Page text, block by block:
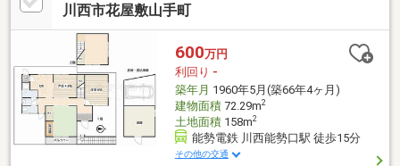
川西市花屋敷山手町
600万円
利回り -
築年月 1960年5月(築66年4ヶ月)
建物面積72.29m2
土地面積158m2
能勢電鉄 川西能勢口駅 徒歩15分
その他の交通